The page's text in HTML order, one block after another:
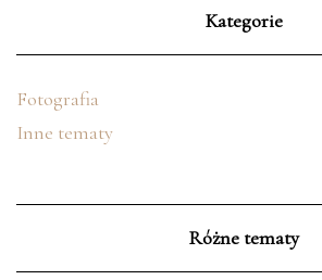
Kategorie
Fotografia
Inne tematy
Różne tematy